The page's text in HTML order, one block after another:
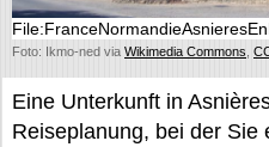
Foto: Ikmo-ned via Wikimedia Commons
Eine Unterkunft in
Reiseplanung, bei der Sie